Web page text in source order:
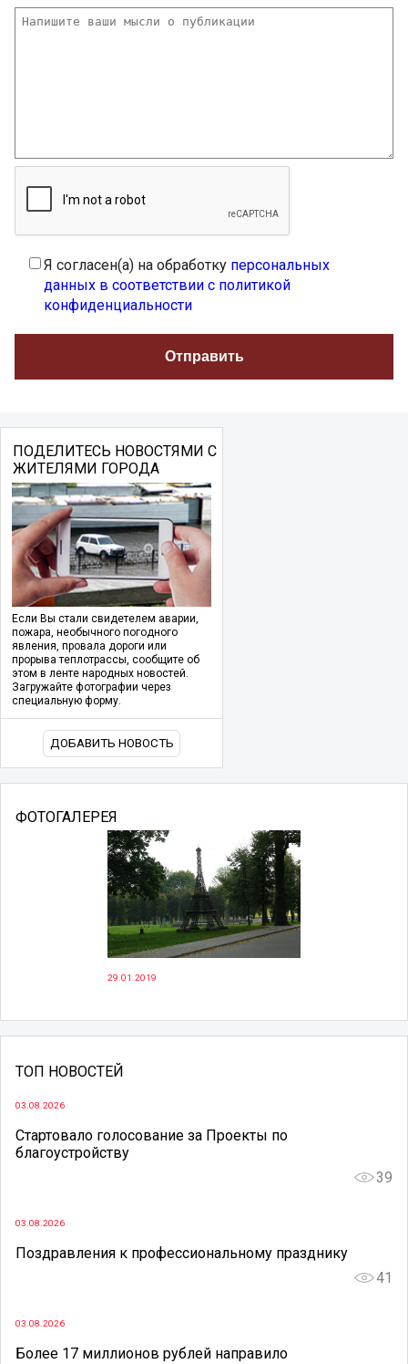
Я согласен(а) на обработку персональных
данных в соответствии с политикой
конфиденциальности
ПОДЕЛИТЕСЬ НОВОСТЯМИ С
ЖИТЕЛЯМИ ГОРОДА
Если Вы стали свидетелем аварии,
пожара, необычного погодного
явления, провала дороги или
прорыва теплотрассы, сообщите об
этом в ленте народных новостей.
Загружайте фотографии через
специальную форму.
ДОБАВИТЬ НОВОСТЬ
ФОТОГАЛЕРЕЯ
29.01.2019
ТОП НОВОСТЕЙ
03.08.2026
Стартовало голосование за Проекты по
благоустройству
39
03.08.2026
Поздравления к профессиональному празднику
41
03.08.2026
Более 17 миллионов рублей направило